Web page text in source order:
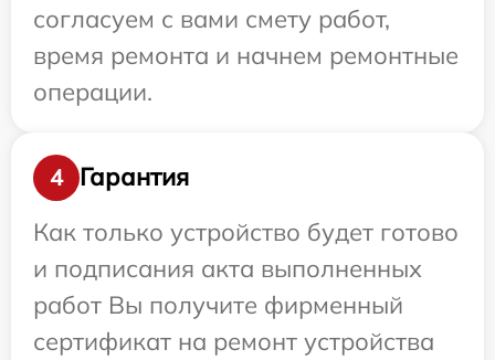
согласуем с вами смету работ,
время ремонта и начнем ремонтные
операции.
4
Гарантия
Как только устройство будет готово
и подписания акта выполненных
работ Вы получите фирменный
сертификат на ремонт устройства